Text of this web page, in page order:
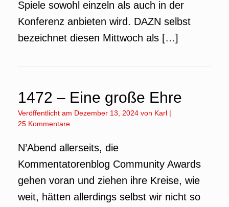
Spiele sowohl einzeln als auch in der
Konferenz anbieten wird. DAZN selbst
bezeichnet diesen Mittwoch als […]
1472 – Eine große Ehre
Veröffentlicht am Dezember 13, 2024 von Karl |
25 Kommentare
N’Abend allerseits, die
Kommentatorenblog Community Awards
gehen voran und ziehen ihre Kreise, wie
weit, hätten allerdings selbst wir nicht so